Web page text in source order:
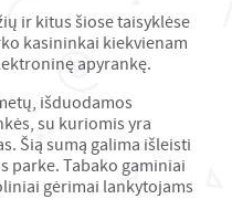
ir kitus šiose taisyklėse
kasininkai kiekvienam
apyrankę.
išduodamos
su kuriomis yra
Šią sumą galima išleisti
parke. Tabako gaminiai
gėrimai lankytojams